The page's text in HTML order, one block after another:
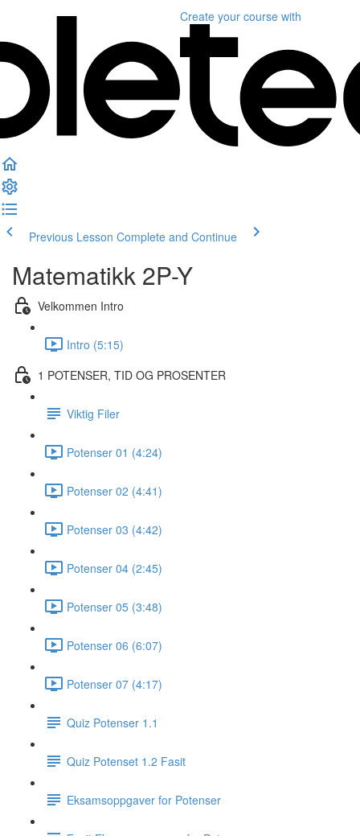
Create your course with
Previous Lesson Complete and Continue
Matematikk 2P-Y
Velkommen Intro
Intro (5:15)
1 POTENSER, TID OG PROSENTER
Viktig Filer
Potenser 01 (4:24)
Potenser 02 (4:41)
Potenser 03 (4:42)
Potenser 04 (2:45)
Potenser 05 (3:48)
Potenser 06 (6:07)
Potenser 07 (4:17)
Quiz Potenser 1.1
Quiz Potenset 1.2 Fasit
Eksamsoppgaver for Potenser